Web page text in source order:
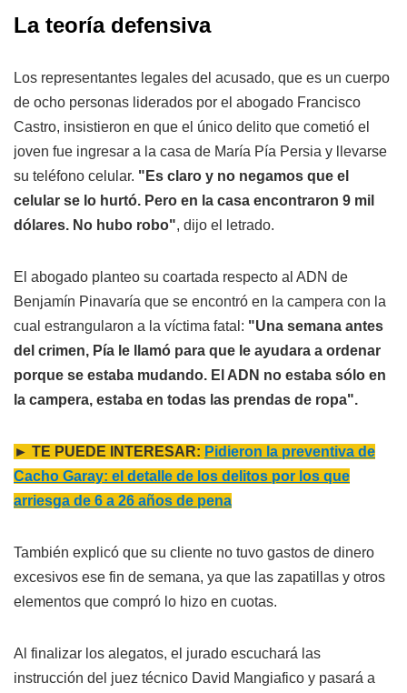
La teoría defensiva
Los representantes legales del acusado, que es un cuerpo
de ocho personas liderados por el abogado Francisco
Castro, insistieron en que el único delito que cometió el
joven fue ingresar a la casa de María Pía Persia y llevarse
su teléfono celular. "Es claro y no negamos que el
celular se lo hurtó. Pero en la casa encontraron 9 mil
dólares. No hubo robo", dijo el letrado.
El abogado planteo su coartada respecto al ADN de
Benjamín Pinavaría que se encontró en la campera con la
cual estrangularon a la víctima fatal: "Una semana antes
del crimen, Pía le llamó para que le ayudara a ordenar
porque se estaba mudando. El ADN no estaba sólo en
la campera, estaba en todas las prendas de ropa".
► TE PUEDE INTERESAR: Pidieron la preventiva de
Cacho Garay: el detalle de los delitos por los que
arriesga de 6 a 26 años de pena
También explicó que su cliente no tuvo gastos de dinero
excesivos ese fin de semana, ya que las zapatillas y otros
elementos que compró lo hizo en cuotas.
Al finalizar los alegatos, el jurado escuchará las
instrucción del juez técnico David Mangiafico y pasará a